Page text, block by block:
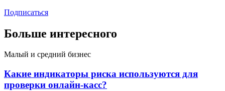
Подписаться
Больше интересного
Малый и средний бизнес
Какие индикаторы риска используются для
проверки онлайн-касс?